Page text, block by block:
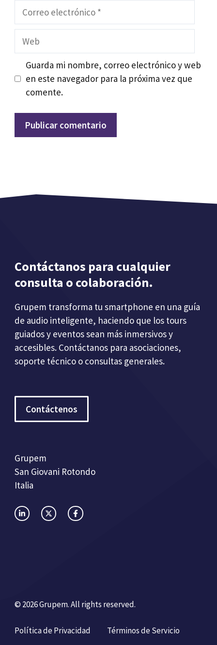
Correo
Web
Guarda mi nombre, correo electrónico y web
en este navegador para la próxima vez que
comente.
Contáctanos para cualquier
consulta o colaboración.
Grupem transforma tu smartphone en una guía
de audio inteligente, haciendo que los tours
guiados y eventos sean más inmersivos y
accesibles. Contáctanos para asociaciones,
soporte técnico o consultas generales.
Contáctenos
Grupem
San Giovani Rotondo
Italia
© 2026 Grupem. All rights reserved.
Política de Privacidad Términos de Servicio